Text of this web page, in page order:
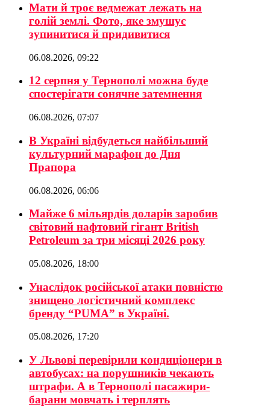
Мати й троє ведмежат лежать на
голій землі. Фото, яке змушує
зупинитися й придивитися
06.08.2026, 09:22
12 серпня у Тернополі можна буде
спостерігати сонячне затемнення
06.08.2026, 07:07
В Україні відбудеться найбільший
культурний марафон до Дня
Прапора
06.08.2026, 06:06
Майже 6 мільярдів доларів заробив
світовий нафтовий гігант British
Petroleum за три місяці 2026 року
05.08.2026, 18:00
Унаслідок російської атаки повністю
знищено логістичний комплекс
бренду “PUMA” в Україні.
05.08.2026, 17:20
У Львові перевірили кондиціонери в
автобусах: на порушників чекають
штрафи. А в Тернополі пасажири-
барани мовчать і терплять